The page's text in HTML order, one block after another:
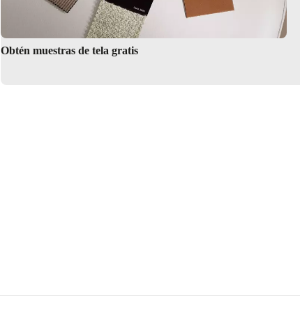
Servicio de Diseño de Interiores
Obtén muestras de tela gratis